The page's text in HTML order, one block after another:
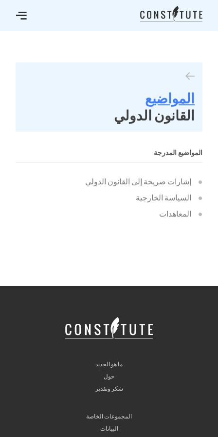
المواضيع
القانون الدولي
المواضيع المدرجة
إشارات صريحة إلى القانون الدولي
السياسة الخارجية
المعاهدات
ما هو الجديد
حول
شكر وتقدير
المجموعات الخاصة
البيانات